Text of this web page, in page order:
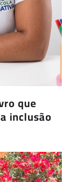
que
inclusão